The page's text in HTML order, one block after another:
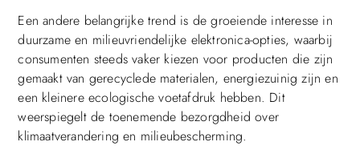
Een andere belangrijke trend is de groeiende interesse in
duurzame en milieuvriendelijke elektronica-opties, waarbij
consumenten steeds vaker kiezen voor producten die zijn
gemaakt van gerecyclede materialen, energiezuinig zijn en
een kleinere ecologische voetafdruk hebben. Dit
weerspiegelt de toenemende bezorgdheid over
klimaatverandering en milieubescherming.